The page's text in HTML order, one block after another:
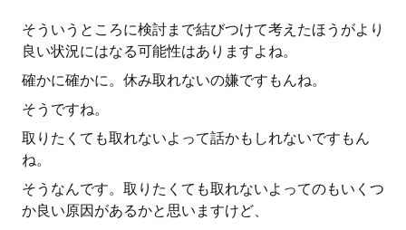
そういうところに検討まで結びつけて考えたほうがより
良い状況にはなる可能性はありますよね。
確かに確かに。休み取れないの嫌ですもんね。
そうですね。
取りたくても取れないよって話かもしれないですもん
ね。
そうなんです。取りたくても取れないよってのもいくつ
か良い原因があるかと思いますけど、